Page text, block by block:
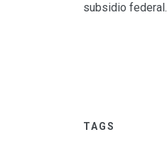
subsidio federal.
TAGS